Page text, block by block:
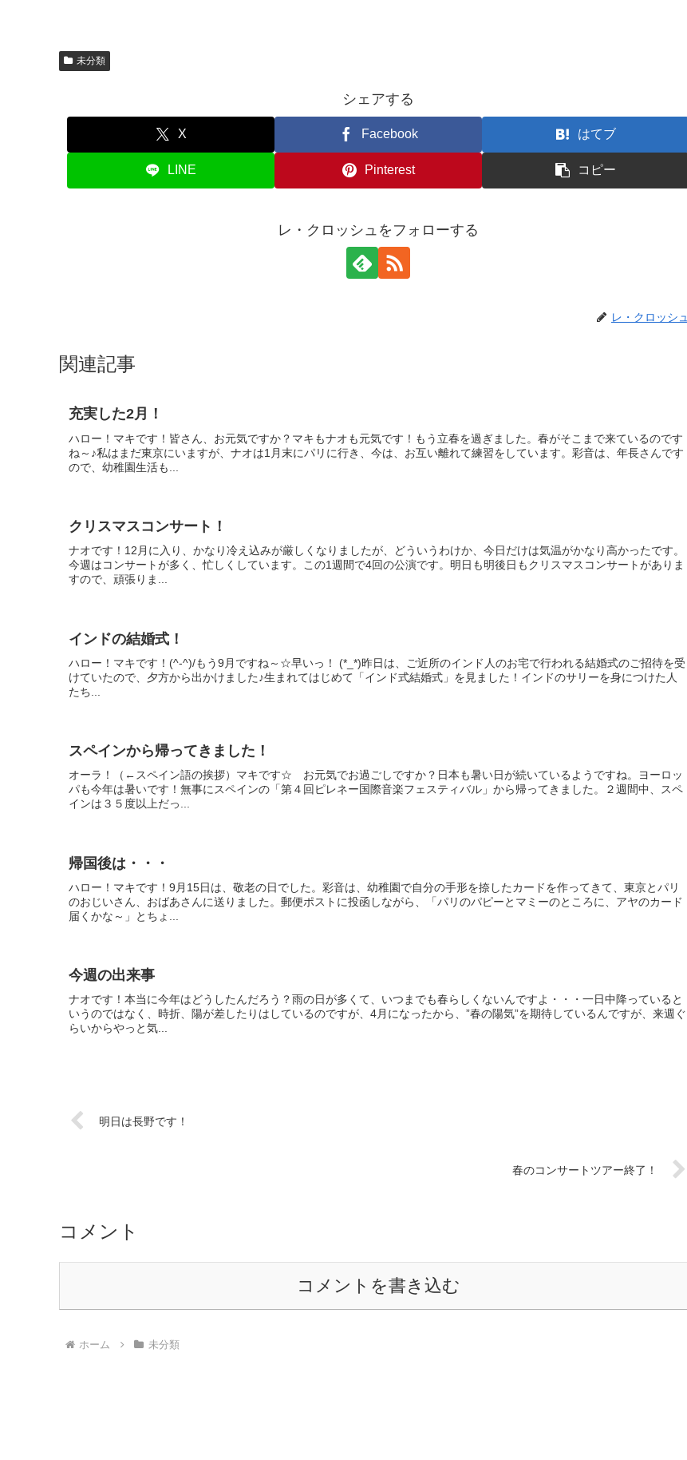
未分類
シェアする
X Facebook はてブ
LINE Pinterest コピー
レ・クロッシュをフォローする
レ・クロッシュ
関連記事
充実した2月！
ハロー！マキです！皆さん、お元気ですか？マキもナオも元気です！もう立春を過ぎました。春がそこまで来ているのです
ね～♪私はまだ東京にいますが、ナオは1月末にパリに行き、今は、お互い離れて練習をしています。彩音は、年長さんです
ので、幼稚園生活も...
クリスマスコンサート！
ナオです！12月に入り、かなり冷え込みが厳しくなりましたが、どういうわけか、今日だけは気温がかなり高かったです。
今週はコンサートが多く、忙しくしています。この1週間で4回の公演です。明日も明後日もクリスマスコンサートがありま
すので、頑張りま...
インドの結婚式！
ハロー！マキです！(^-^)/もう9月ですね～☆早いっ！ (*_*)昨日は、ご近所のインド人のお宅で行われる結婚式のご招待を受
けていたので、夕方から出かけました♪生まれてはじめて「インド式結婚式」を見ました！インドのサリーを身につけた人
たち...
スペインから帰ってきました！
オーラ！（←スペイン語の挨拶）マキです☆ お元気でお過ごしですか？日本も暑い日が続いているようですね。ヨーロッ
パも今年は暑いです！無事にスペインの「第４回ピレネー国際音楽フェスティバル」から帰ってきました。２週間中、スペ
インは３５度以上だっ...
帰国後は・・・
ハロー！マキです！9月15日は、敬老の日でした。彩音は、幼稚園で自分の手形を捺したカードを作ってきて、東京とパリ
のおじいさん、おばあさんに送りました。郵便ポストに投函しながら、「パリのパピーとマミーのところに、アヤのカード
届くかな～」とちょ...
今週の出来事
ナオです！本当に今年はどうしたんだろう？雨の日が多くて、いつまでも春らしくないんですよ・・・一日中降っていると
いうのではなく、時折、陽が差したりはしているのですが、4月になったから、”春の陽気”を期待しているんですが、来週ぐ
らいからやっと気...
明日は長野です！
春のコンサートツアー終了！
コメント
コメントを書き込む
ホーム 未分類